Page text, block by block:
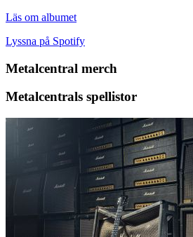
Läs om albumet
Lyssna på Spotify
Metalcentral merch
Metalcentrals spellistor